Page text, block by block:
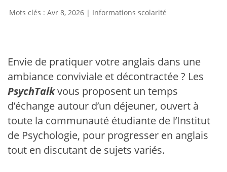
Avr 8, 2026 | Informations scolarité
Envie de pratiquer votre anglais dans une
ambiance conviviale et décontractée ? Les
PsychTalkvous proposent un temps
d’échange autour d’un déjeuner, ouvert à
toute la communauté étudiante de l’Institut
de Psychologie, pour progresser en anglais
tout en discutant de sujets variés.